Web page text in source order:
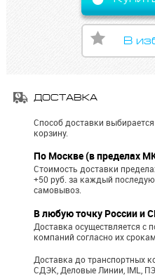
В
ДОСТАВКА
Способ доставки
корзину.
По Москве (в пределах
Стоимость доставки
+50 руб. за каждый
самовывоз.
В любую точку России и
Доставка осуществляется
компаний согласно их
Доставка до транспортных
СДЭК, Деловые Линии, IML,